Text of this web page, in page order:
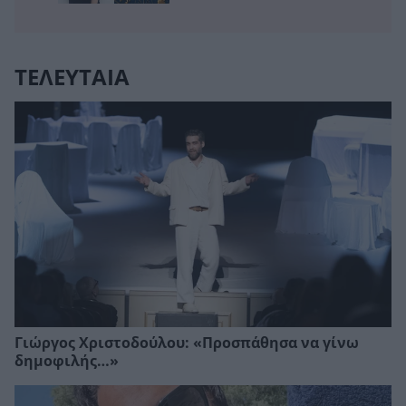
ΤΕΛΕΥΤΑΙΑ
Γιώργος Χριστοδούλου: «Προσπάθησα να γίνω
δημοφιλής…»